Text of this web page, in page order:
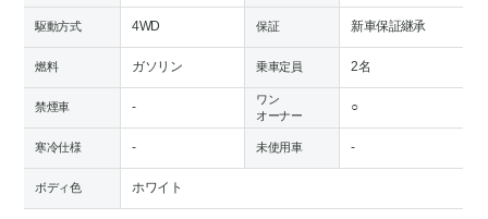
駆動方式 4WD 保証 新車保証継承
燃料 ガソリン 乗車定員 2名
禁煙車 -
ワン
オーナー
○
寒冷仕様 - 未使用車 -
ボディ色 ホワイト